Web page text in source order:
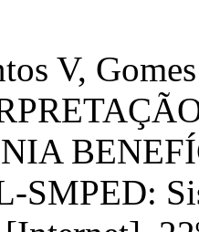
V,
SMPED: